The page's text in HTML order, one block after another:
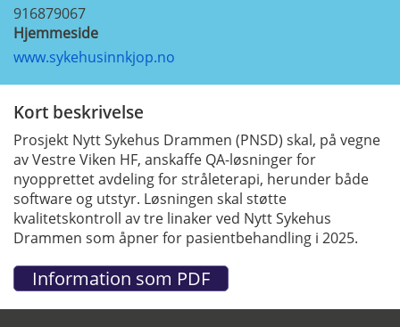
916879067
Hjemmeside
www.sykehusinnkjop.no
Kort beskrivelse
Prosjekt Nytt Sykehus Drammen (PNSD) skal, på vegne
av Vestre Viken HF, anskaffe QA-løsninger for
nyopprettet avdeling for stråleterapi, herunder både
software og utstyr. Løsningen skal støtte
kvalitetskontroll av tre linaker ved Nytt Sykehus
Drammen som åpner for pasientbehandling i 2025.